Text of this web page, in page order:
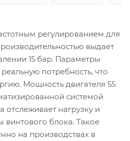
регулированием для
выдает
15 бар. Параметры
потребность, что
Мощность двигателя 55
системой
отслеживает нагрузку и
винтового блока. Такое
на производствах в